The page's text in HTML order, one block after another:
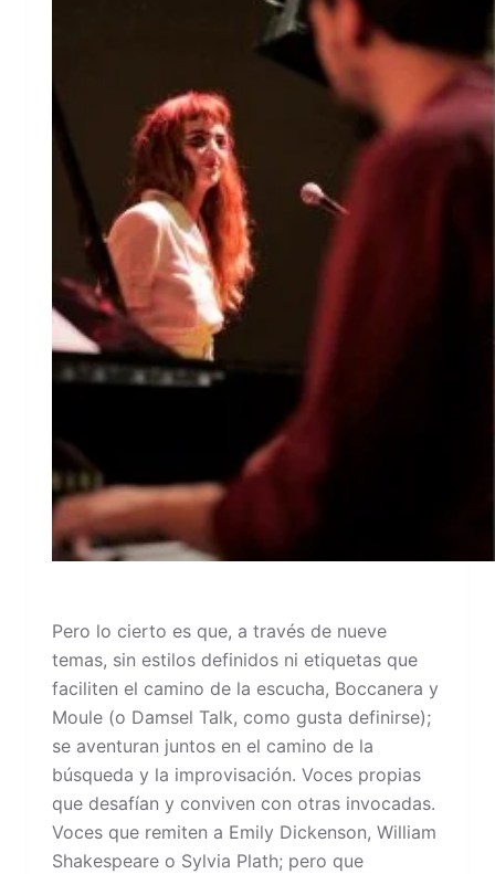
Pero lo cierto es que, a través de nueve
temas, sin estilos definidos ni etiquetas que
faciliten el camino de la escucha, Boccanera y
Moule (o Damsel Talk, como gusta definirse);
se aventuran juntos en el camino de la
búsqueda y la improvisación. Voces propias
que desafían y conviven con otras invocadas.
Voces que remiten a Emily Dickenson, William
Shakespeare o Sylvia Plath; pero que